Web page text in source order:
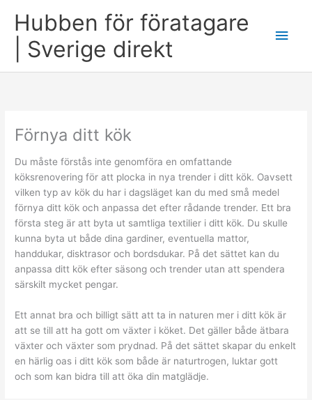
content
Hubben för föratagare
| Sverige direkt
Main
Förnya ditt kök
Du måste förstås inte genomföra en omfattande
köksrenovering för att plocka in nya trender i ditt kök. Oavsett
vilken typ av kök du har i dagsläget kan du med små medel
förnya ditt kök och anpassa det efter rådande trender. Ett bra
första steg är att byta ut samtliga textilier i ditt kök. Du skulle
kunna byta ut både dina gardiner, eventuella mattor,
handdukar, disktrasor och bordsdukar. På det sättet kan du
anpassa ditt kök efter säsong och trender utan att spendera
särskilt mycket pengar.
Ett annat bra och billigt sätt att ta in naturen mer i ditt kök är
att se till att ha gott om växter i köket. Det gäller både ätbara
växter och växter som prydnad. På det sättet skapar du enkelt
en härlig oas i ditt kök som både är naturtrogen, luktar gott
och som kan bidra till att öka din matglädje.